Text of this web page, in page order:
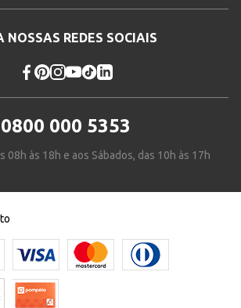
NOSSAS REDES SOCIAIS
0800 000 5353
08h às 18h e aos Sábados, das 10h às 17h